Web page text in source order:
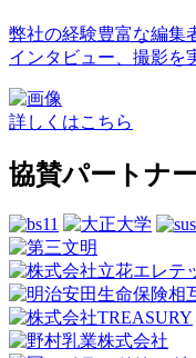
弊社の経験豊富な編集
インタビュー、撮影を
詳しくはこちら
協賛パートナー